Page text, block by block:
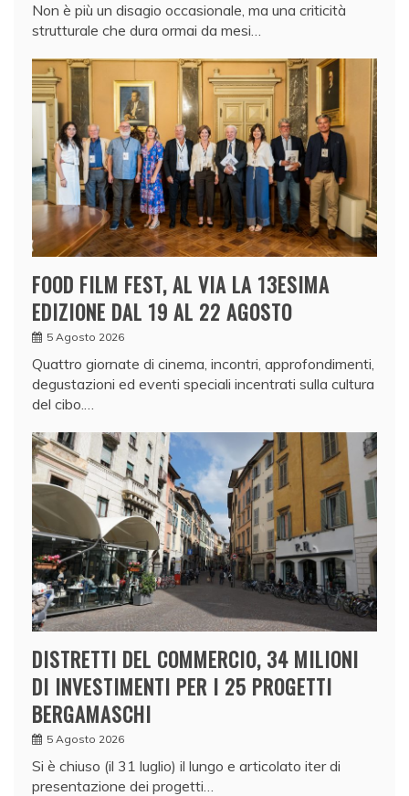
Non è più un disagio occasionale, ma una criticità
strutturale che dura ormai da mesi…
FOOD FILM FEST, AL VIA LA 13ESIMA
EDIZIONE DAL 19 AL 22 AGOSTO
5 Agosto 2026
Quattro giornate di cinema, incontri, approfondimenti,
degustazioni ed eventi speciali incentrati sulla cultura
del cibo.…
DISTRETTI DEL COMMERCIO, 34 MILIONI
DI INVESTIMENTI PER I 25 PROGETTI
BERGAMASCHI
5 Agosto 2026
Si è chiuso (il 31 luglio) il lungo e articolato iter di
presentazione dei progetti…